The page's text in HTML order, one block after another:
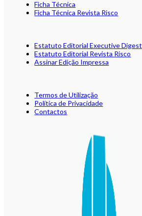
Ficha Técnica
Ficha Técnica Revista Risco
Estatuto Editorial Executive Digest
Estatuto Editorial Revista Risco
Assinar Edição Impressa
Termos de Utilização
Política de Privacidade
Contactos